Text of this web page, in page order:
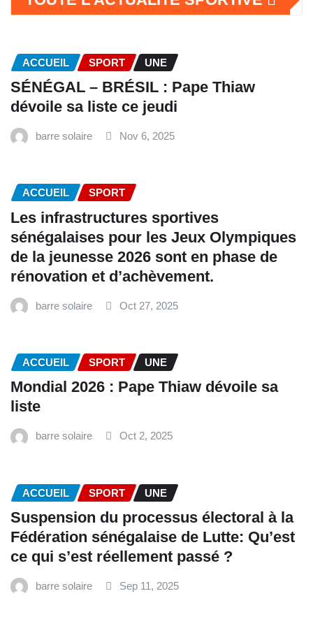
ACCUEIL SPORT UNE
SÉNÉGAL – BRÉSIL : Pape Thiaw
dévoile sa liste ce jeudi
barre solaire Nov 6, 2025
ACCUEIL SPORT
Les infrastructures sportives
sénégalaises pour les Jeux Olympiques
de la jeunesse 2026 sont en phase de
rénovation et d’achèvement.
barre solaire Oct 27, 2025
ACCUEIL SPORT UNE
Mondial 2026 : Pape Thiaw dévoile sa
liste
barre solaire Oct 2, 2025
ACCUEIL SPORT UNE
‎Suspension du processus électoral à la
Fédération sénégalaise de Lutte: Qu’est
ce qui s’est réellement passé ? ‎‎
barre solaire Sep 11, 2025